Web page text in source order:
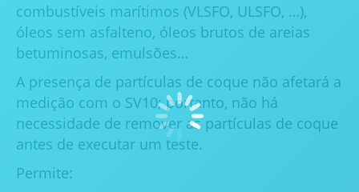
combustíveis marítimos (VLSFO, ULSFO, …),
óleos sem asfalteno, óleos brutos de areias
betuminosas, emulsões…
A presença de partículas de coque não afetará a
medição com o SV10; portanto, não há
necessidade de remover as partículas de coque
antes de executar um teste.
Permite: